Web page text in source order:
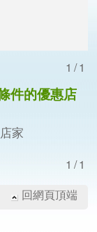
1/1
件的優惠店
家
1/1
回網頁頂端